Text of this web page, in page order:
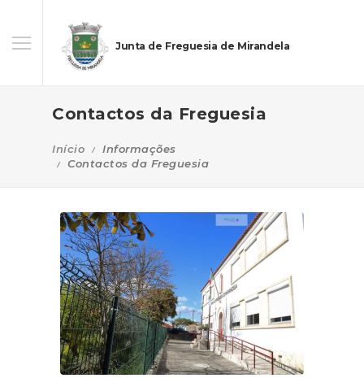
Junta de Freguesia de Mirandela
Contactos da Freguesia
Início
Informações
Contactos da Freguesia